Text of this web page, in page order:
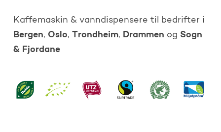
Kaffemaskin & vanndispensere til bedrifter i
Bergen, Oslo, Trondheim, Drammen og Sogn
& Fjordane